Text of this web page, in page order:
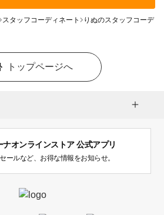
スタッフコーディネート りぬのスタッフコーディ
トップページへ
ナオンラインストア 公式アプリ
ールなど、お得な情報をお知らせ。